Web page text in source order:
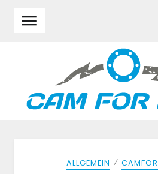
ALLGEMEIN ⁄